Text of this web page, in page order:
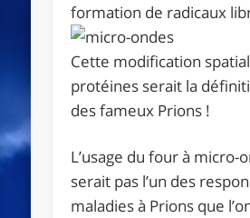
formation de radicaux
Cette modification
protéines serait la
des fameux Prions !
L’usage du four à micro-
serait pas l’un des
maladies à Prions que